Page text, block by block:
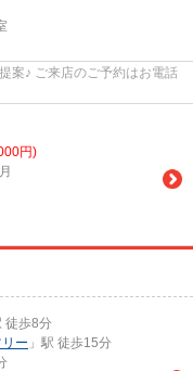
案♪ ご来店のご予約はお電話
円)
徒歩8分
ー 」駅 徒歩15分